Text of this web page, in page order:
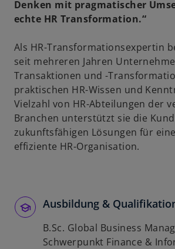
Denken mit pragmatischer
echte HR Transformation.“
Als HR-Transformationsexpertin
seit mehreren Jahren
Transaktionen und -
praktischen HR-Wissen und
Vielzahl von HR-Abteilungen der
Branchen unterstützt sie die
zukunftsfähigen Lösungen für
effiziente HR-Organisation.
Ausbildung &
B.Sc. Global Business
Schwerpunkt Finance &